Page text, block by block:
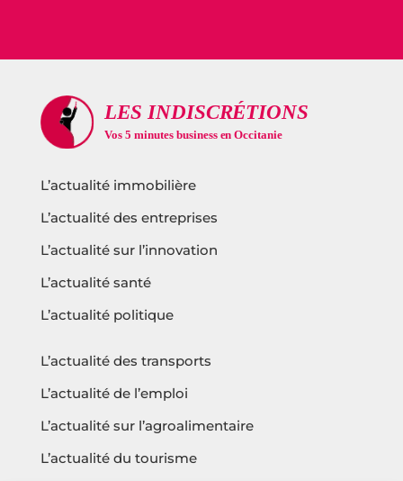
L’actualité immobilière
L’actualité des entreprises
L’actualité sur l’innovation
L’actualité santé
L’actualité politique
L’actualité des transports
L’actualité de l’emploi
L’actualité sur l’agroalimentaire
L’actualité du tourisme